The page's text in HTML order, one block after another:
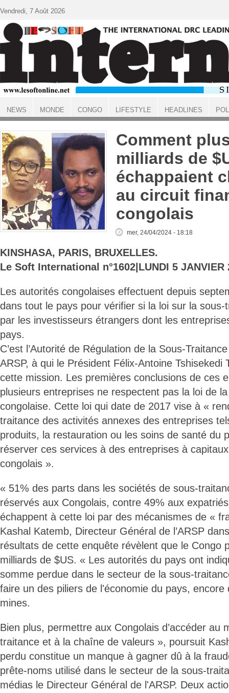
ACCUEIL
Comment
milliards de
échappaient
au circuit
congolais
mer, 24/04/2024 - 18:18
KINSHASA, PARIS, BRUXELLES.
Le Soft International n°1602|LUNDI 5 JANVIER
Les autorités congolaises effectuent depuis
dans tout le pays pour vérifier si la loi sur la
par les investisseurs étrangers dont les
pays.
C’est l’Autorité de Régulation de la Sous-
ARSP, à qui le Président Félix-Antoine Tshisekedi
cette mission. Les premières conclusions de ces
plusieurs entreprises ne respectent pas la loi de
congolaise. Cette loi qui date de 2017 vise à «
traitance des activités annexes des entreprises
produits, la restauration ou les soins de santé du
réserver ces services à des entreprises à
congolais ».
« 51% des parts dans les sociétés de sous-
réservés aux Congolais, contre 49% aux
échappent à cette loi par des mécanismes de «
Kashal Katemb, Directeur Général de l’ARSP
résultats de cette enquête révèlent que le Congo
milliards de $US. « Les autorités du pays ont
somme perdue dans le secteur de la sous-
faire un des piliers de l'économie du pays, encore
mines.
Bien plus, permettre aux Congolais d’accéder au
traitance et à la chaîne de valeurs », poursuit
perdu constitue un manque à gagner dû à la
prête-noms utilisé dans le secteur de la sous-
médias le Directeur Général de l'ARSP. Deux
Vendredi, 7 Août 2026
NEWS MONDE CONGO LIFESTYLE HEADLINES